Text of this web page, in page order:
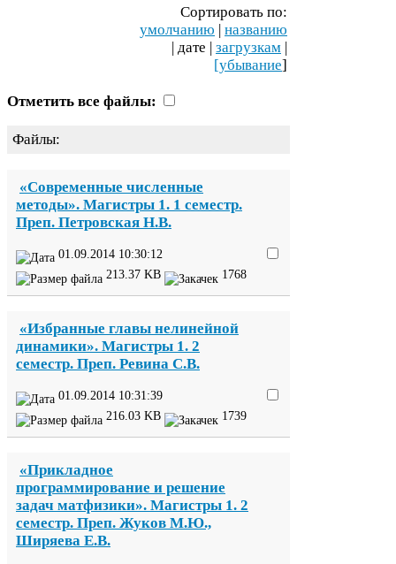
Сортировать по:
умолчанию | названию
| дате | загрузкам |
[убывание]
Отметить все файлы:
Файлы:
«Современные численные
методы». Магистры 1. 1 семестр.
Преп. Петровская Н.В.
01 09 2014 10:30:12
213 37 KB 1768
«Избранные главы нелинейной
динамики». Магистры 1. 2
семестр. Преп. Ревина С.В.
01 09 2014 10:31:39
216.03 KB 1739
«Прикладное
программирование и решение
задач матфизики». Магистры 1. 2
семестр. Преп. Жуков М.Ю.,
Ширяева Е.В.